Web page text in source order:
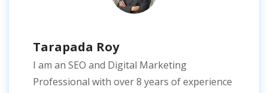
Tarapada Roy
I am an SEO and Digital Marketing
Professional with over 8 years of experience